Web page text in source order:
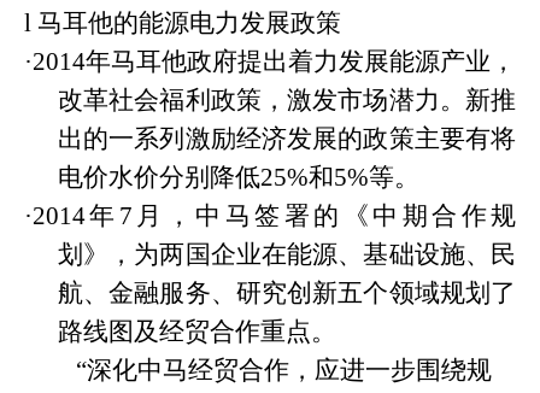
l 马耳他的能源电力发展政策
·2014年马耳他政府提出着力发展能源产业，
改革社会福利政策，激发市场潜力。新推
出的一系列激励经济发展的政策主要有将
电价水价分别降低25%和5%等。
·2014年7月，中马签署的《中期合作规
划》，为两国企业在能源、基础设施、民
航、金融服务、研究创新五个领域规划了
路线图及经贸合作重点。
“深化中马经贸合作，应进一步围绕规